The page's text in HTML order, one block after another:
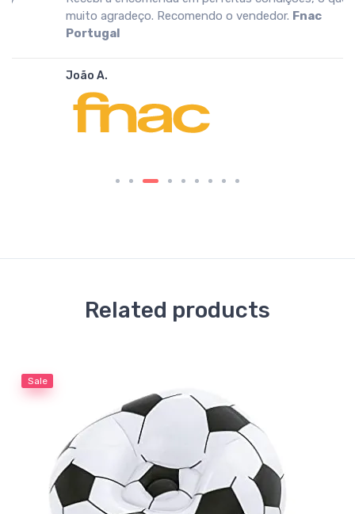
muito agradeço. Recomendo o vendedor.Fnac
Portugal
João A.
Related products
Sale